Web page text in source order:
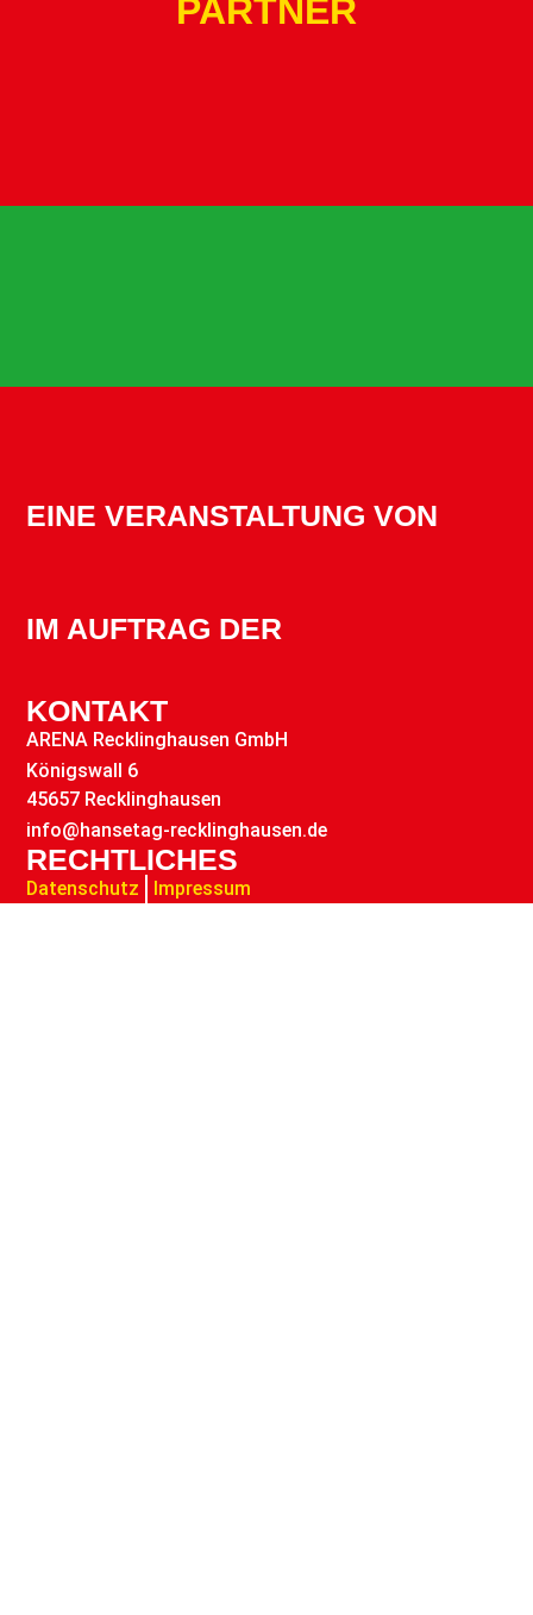
PARTNER
EINE VERANSTALTUNG VON
IM AUFTRAG DER
KONTAKT
ARENA Recklinghausen GmbH
Königswall 6
45657 Recklinghausen
info@hansetag-recklinghausen.de
RECHTLICHES
Datenschutz Impressum